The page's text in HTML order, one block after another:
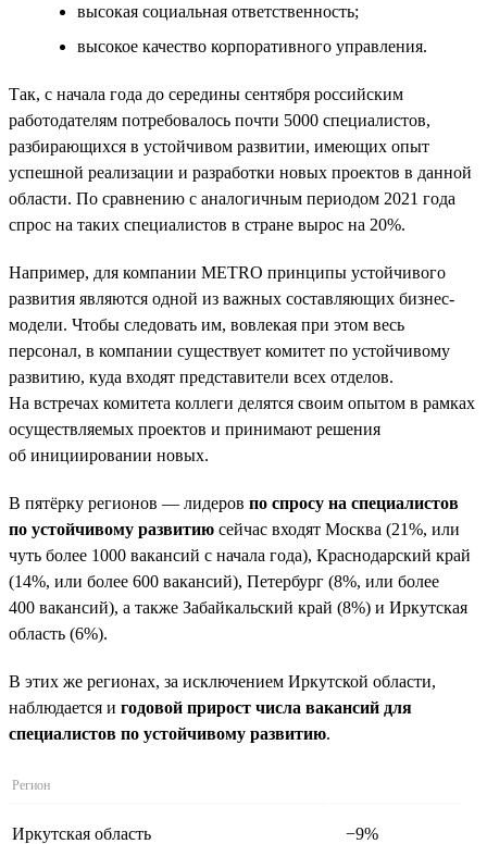
высокая социальная ответственность;
высокое качество корпоративного управления.
Так, с начала года до середины сентября российским
работодателям потребовалось почти 5000 специалистов,
разбирающихся в устойчивом развитии, имеющих опыт
успешной реализации и разработки новых проектов в данной
области. По сравнению с аналогичным периодом 2021 года
спрос на таких специалистов в стране вырос на 20%.
Например, для компании METRO принципы устойчивого
развития являются одной из важных составляющих бизнес-
модели. Чтобы следовать им, вовлекая при этом весь
персонал, в компании существует комитет по устойчивому
развитию, куда входят представители всех отделов.
На встречах комитета коллеги делятся своим опытом в рамках
осуществляемых проектов и принимают решения
об инициировании новых.
В пятёрку регионов — лидеров по спросу на специалистов
по устойчивому развитию сейчас входят Москва (21%, или
чуть более 1000 вакансий с начала года), Краснодарский край
(14%, или более 600 вакансий), Петербург (8%, или более
400 вакансий), а также Забайкальский край (8%) и Иркутская
область (6%).
В этих же регионах, за исключением Иркутской области,
наблюдается и годовой прирост числа вакансий для
специалистов по устойчивому развитию.
Регион
Иркутская область −9%